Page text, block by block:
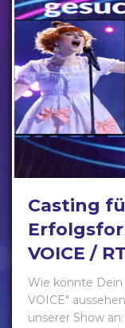
Casting
VOICE /
Wie könnte Dein
VOICE"
unserer Show